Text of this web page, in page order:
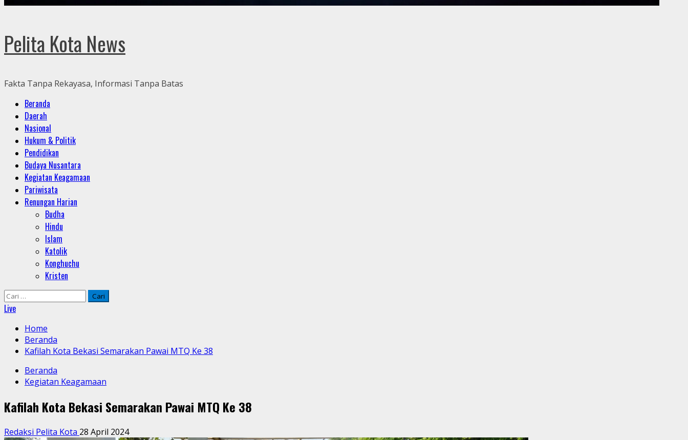
Pelita Kota News
Fakta Tanpa Rekayasa, Informasi Tanpa Batas
Primary
Menu
Beranda
Daerah
Nasional
Hukum & Politik
Pendidikan
Budaya Nusantara
Kegiatan Keagamaan
Pariwisata
Renungan Harian
Budha
Hindu
Islam
Katolik
Konghuchu
Kristen
Cari
untuk:
Live
Home
Beranda
Kafilah Kota Bekasi Semarakan Pawai MTQ Ke 38
Beranda
Kegiatan Keagamaan
Kafilah Kota Bekasi Semarakan Pawai MTQ Ke 38
Redaksi Pelita Kota 28 April 2024